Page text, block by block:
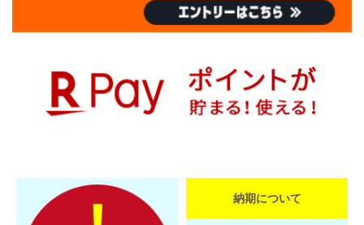
納期について